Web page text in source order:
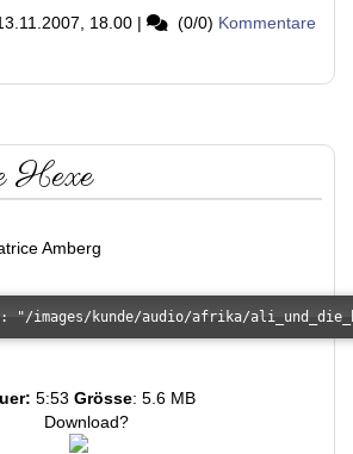
18.00 | (0/0) Kommentare
Hexe
Amberg
5:53 Grösse: 5.6 MB
Download?